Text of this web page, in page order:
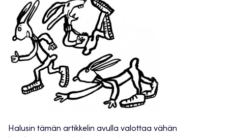
Halusin tämän artikkelin avulla valottaa vähän